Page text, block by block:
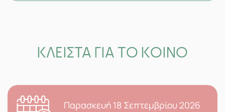
ΚΛΕΙΣΤΑ ΓΙΑ ΤΟ ΚΟΙΝΟ
Παρασκευή 18 Σεπτεμβρίου 2026